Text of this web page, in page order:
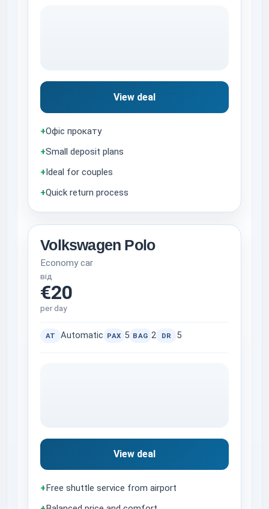
View deal
+Офіс прокату
+Small deposit plans
+Ideal for couples
+Quick return process
Volkswagen Polo
Economy car
від
€20
per day
AT Automatic PAX 5 BAG 2 DR 5
View deal
+Free shuttle service from airport